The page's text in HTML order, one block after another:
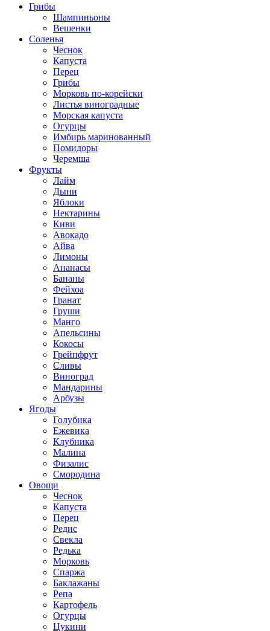
Грибы
Шампиньоны
Вешенки
Соленья
Чеснок
Капуста
Перец
Грибы
Морковь по-корейски
Листья виноградные
Морская капуста
Огурцы
Имбирь маринованный
Помидоры
Черемша
Фрукты
Лайм
Дыни
Яблоки
Нектарины
Киви
Авокадо
Айва
Лимоны
Ананасы
Бананы
Фейхоа
Гранат
Груши
Манго
Апельсины
Кокосы
Грейпфрут
Сливы
Виноград
Мандарины
Арбузы
Ягоды
Голубика
Ежевика
Клубника
Малина
Физалис
Смородина
Овощи
Чеснок
Капуста
Перец
Редис
Свекла
Редька
Морковь
Спаржа
Баклажаны
Репа
Картофель
Огурцы
Цукини